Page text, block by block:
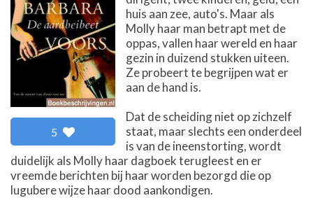
5
huis aan zee, auto's. Maar als
Molly haar man betrapt met de
oppas, vallen haar wereld en haar
gezin in duizend stukken uiteen.
Ze probeert te begrijpen wat er
aan de hand is.
Dat de scheiding niet op zichzelf
staat, maar slechts een onderdeel
is van de ineenstorting, wordt
duidelijk als Molly haar dagboek terugleest en er
vreemde berichten bij haar worden bezorgd die op
lugubere wijze haar dood aankondigen.